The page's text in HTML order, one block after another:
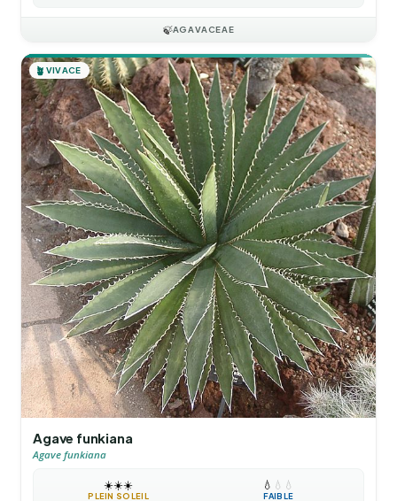
🍃AGAVACEAE
🪴 VIVACE
Agave funkiana
Agave funkiana
☀️☀️☀️
PLEIN SOLEIL
💧 💧 💧
FAIBLE